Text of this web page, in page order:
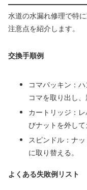
水道の水漏れ修理で特
注意点を紹介します。
交換手順例
コマパッキン：
コマを取り出し、
カートリッジ：
びナットを外して
スピンドル：ナ
に取り替える。
よくある失敗例リスト